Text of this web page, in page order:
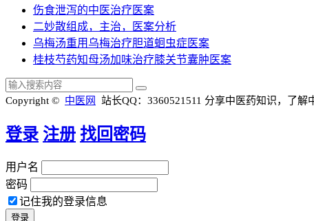
伤食泄泻的中医治疗医案
二妙散组成，主治，医案分析
乌梅汤重用乌梅治疗胆道蛔虫症医案
桂枝芍药知母汤加味治疗膝关节囊肿医案
Copyright © 中医网 站长QQ：3360521511 分享中医药知识，了解
登录 注册 找回密码
用户名
密码
记住我的登录信息